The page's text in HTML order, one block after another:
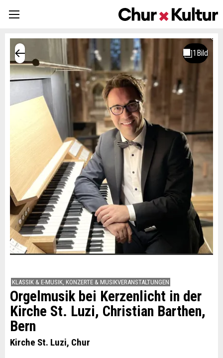
KLASSIK & E-MUSIK, KONZERTE & MUSIKVERANSTALTUNGEN
Orgelmusik bei Kerzenlicht in der
Kirche St. Luzi, Christian Barthen,
Bern
Kirche St. Luzi, Chur